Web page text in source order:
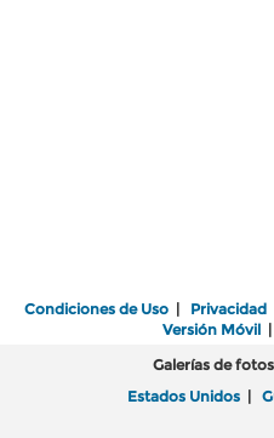
Condiciones de Uso | Privacidad
Versión Móvil|
Galerías de
Estados Unidos |